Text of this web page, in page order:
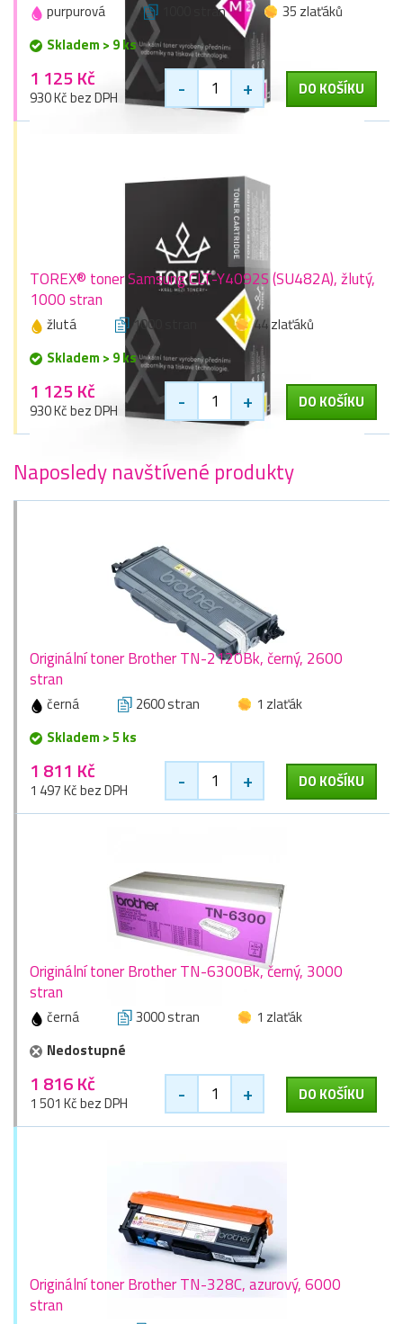
purpurová 1000 stran
35 zlaťáků
Skladem > 9 ks
1 125 Kč
930 Kč bez DPH - + DO KOŠÍKU
TOREX® toner Samsung CLT-Y4092S (SU482A), žlutý,
1000 stran
žlutá 1000 stran
44 zlaťáků
Skladem > 9 ks
1 125 Kč
930 Kč bez DPH - + DO KOŠÍKU
Naposledy navštívené produkty
Originální toner Brother TN-2120Bk, černý, 2600
stran
černá 2600 stran
1 zlaťák
Skladem > 5 ks
1 811 Kč
1 497 Kč bez DPH - + DO KOŠÍKU
Originální toner Brother TN-6300Bk, černý, 3000
stran
černá 3000 stran
1 zlaťák
Nedostupné
1 816 Kč
1 501 Kč bez DPH - + DO KOŠÍKU
Originální toner Brother TN-328C, azurový, 6000
stran